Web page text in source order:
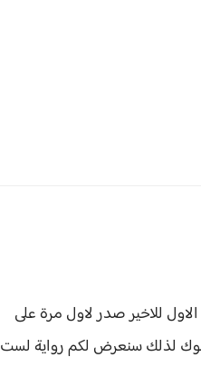
للاخير صدر لاول مرة على
لذلك سنعرض لكمرواية لست